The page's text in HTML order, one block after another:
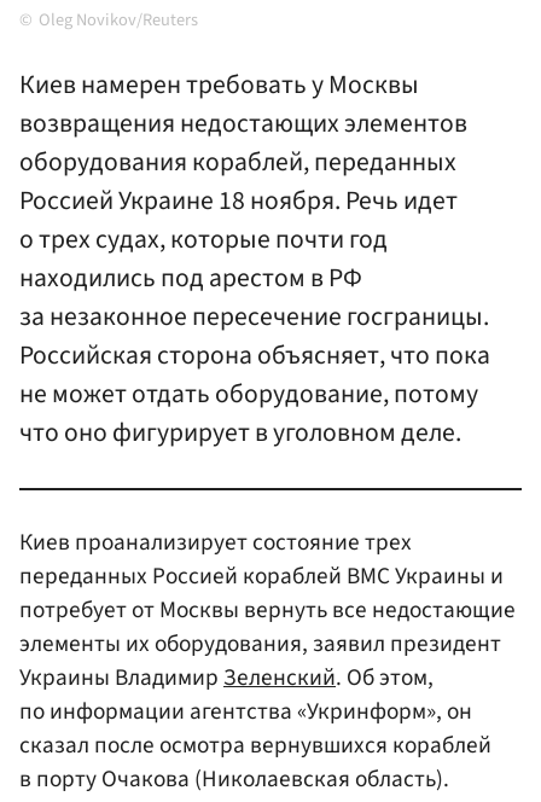
Oleg Novikov/Reuters
Киев намерен требовать у Москвы
возвращения недостающих элементов
оборудования кораблей, переданных
Россией Украине 18 ноября. Речь идет
о трех судах, которые почти год
находились под арестом в РФ
за незаконное пересечение госграницы.
Российская сторона объясняет, что пока
не может отдать оборудование, потому
что оно фигурирует в уголовном деле.
Киев проанализирует состояние трех
переданных Россией кораблей ВМС Украины и
потребует от Москвы вернуть все недостающие
элементы их оборудования, заявил президент
Украины ВладимирЗеленский. Об этом,
по информации агентства «Укринформ», он
сказал после осмотра вернувшихся кораблей
в порту Очакова (Николаевская область).